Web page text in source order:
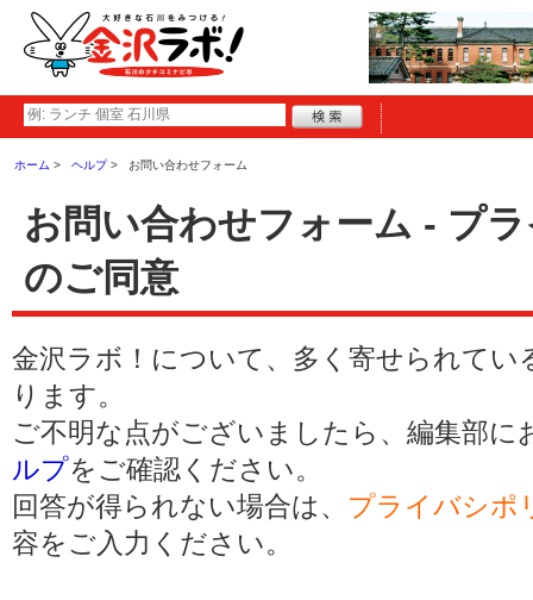
ホーム ヘルプ お問い合わせフォーム
お問い合わせフォーム - プ
のご同意
金沢ラボ！について、多く寄せられてい
ります。
ご不明な点がございましたら、編集部
ルプをご確認ください。
回答が得られない場合は、 プライバシポ
容をご入力ください。